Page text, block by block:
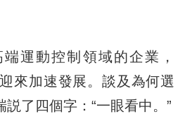
動控制領域的企業，
來加速發展。談及為何選
了四個字：“一眼看中。”